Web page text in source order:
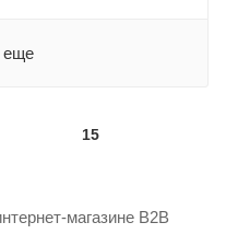
еще
15
магазине B2B